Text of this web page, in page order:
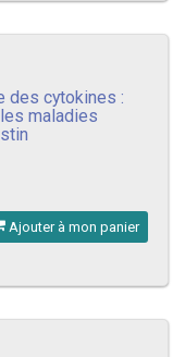
des cytokines :
maladies
Ajouter à mon panier